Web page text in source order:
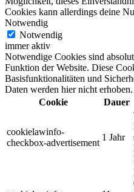
Cookies kann allerdings deine
Notwendig
Notwendig
immer aktiv
Notwendige Cookies sind
Funktion der Website. Diese
Basisfunktionalitäten und
Daten werden hier nicht erhoben.
Cookie
Dauer
cookielawinfo-
checkbox-advertisement
1 Jahr